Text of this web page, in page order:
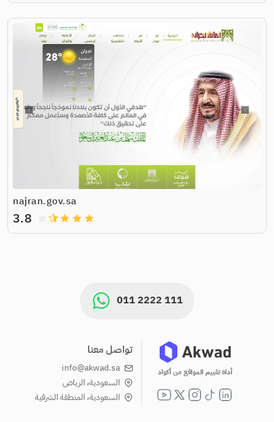
najran.gov.sa
grade
grade
grade
3.8
011 2222 111
أداة تقييم المواقع من أكواد
تواصل معنا
info@akwad.sa
السعودية، الرياض
السعودية، المنطقة الشرقية